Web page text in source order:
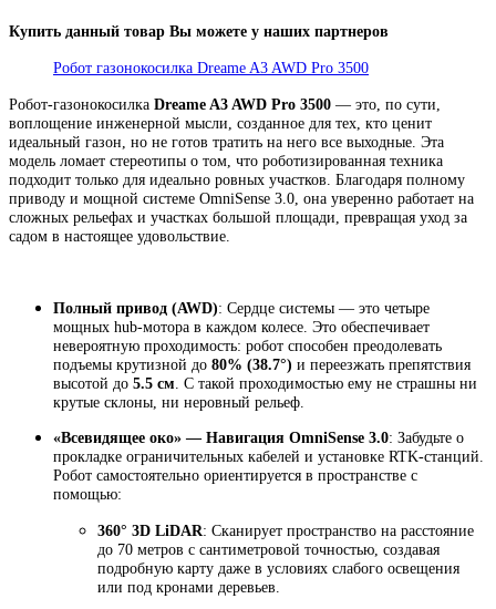
Купить данный товар Вы можете у наших партнеров
Робот газонокосилка Dreame A3 AWD Pro 3500
Робот-газонокосилка Dreame A3 AWD Pro 3500 — это, по сути,
воплощение инженерной мысли, созданное для тех, кто ценит
идеальный газон, но не готов тратить на него все выходные. Эта
модель ломает стереотипы о том, что роботизированная техника
подходит только для идеально ровных участков. Благодаря полному
приводу и мощной системе OmniSense 3.0, она уверенно работает на
сложных рельефах и участках большой площади, превращая уход за
садом в настоящее удовольствие.
Полный привод (AWD): Сердце системы — это четыре
мощных hub-мотора в каждом колесе. Это обеспечивает
невероятную проходимость: робот способен преодолевать
подъемы крутизной до 80% (38.7°) и переезжать препятствия
высотой до 5.5 см . С такой проходимостью ему не страшны ни
крутые склоны, ни неровный рельеф.
«Всевидящее око» — Навигация OmniSense 3.0: Забудьте о
прокладке ограничительных кабелей и установке RTK-станций.
Робот самостоятельно ориентируется в пространстве с
помощью:
360° 3D LiDAR: Сканирует пространство на расстояние
до 70 метров с сантиметровой точностью, создавая
подробную карту даже в условиях слабого освещения
или под кронами деревьев.